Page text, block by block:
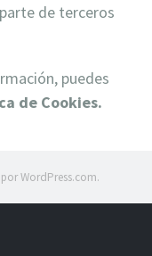
de terceros
puedes
de Cookies.
WordPress.com.